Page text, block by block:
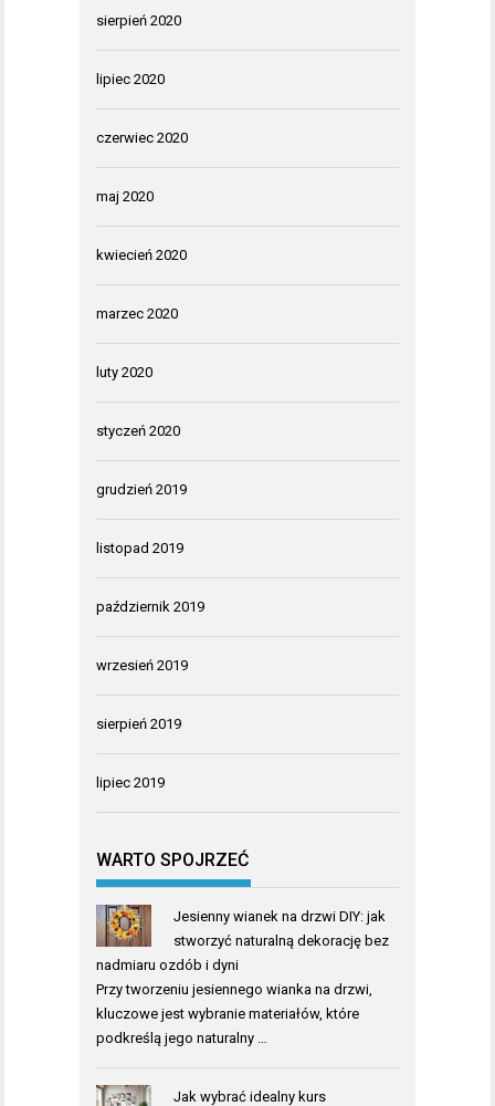
sierpień 2020
lipiec 2020
czerwiec 2020
maj 2020
kwiecień 2020
marzec 2020
luty 2020
styczeń 2020
grudzień 2019
listopad 2019
październik 2019
wrzesień 2019
sierpień 2019
lipiec 2019
WARTO SPOJRZEĆ
Jesienny wianek na drzwi DIY: jak
stworzyć naturalną dekorację bez
nadmiaru ozdób i dyni
Przy tworzeniu jesiennego wianka na drzwi,
kluczowe jest wybranie materiałów, które
podkreślą jego naturalny …
Jak wybrać idealny kurs